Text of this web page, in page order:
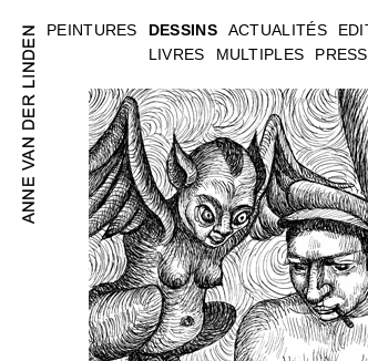
PEINTURES
DESSINS
LIVRES
MULTIPLES
ACTUALITÉS